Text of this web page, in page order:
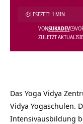
ZULETZT
VONSUKADEV
LESEZEIT: 1 MIN
Das Yoga Vidya
Vidya Yogaschulen.
Intensivausbildung